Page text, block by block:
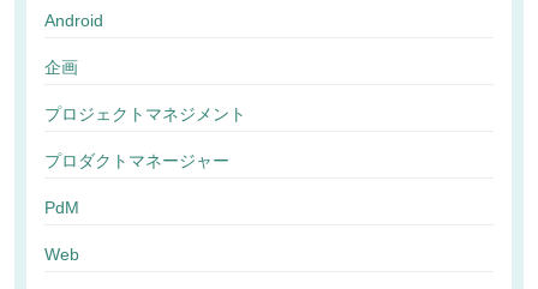
Android
企画
プロジェクトマネジメント
プロダクトマネージャー
PdM
Web